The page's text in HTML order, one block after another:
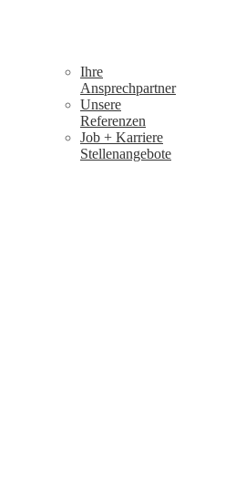
Ihre
Ansprechpartner
Unsere
Referenzen
Job + Karriere
Stellenangebote